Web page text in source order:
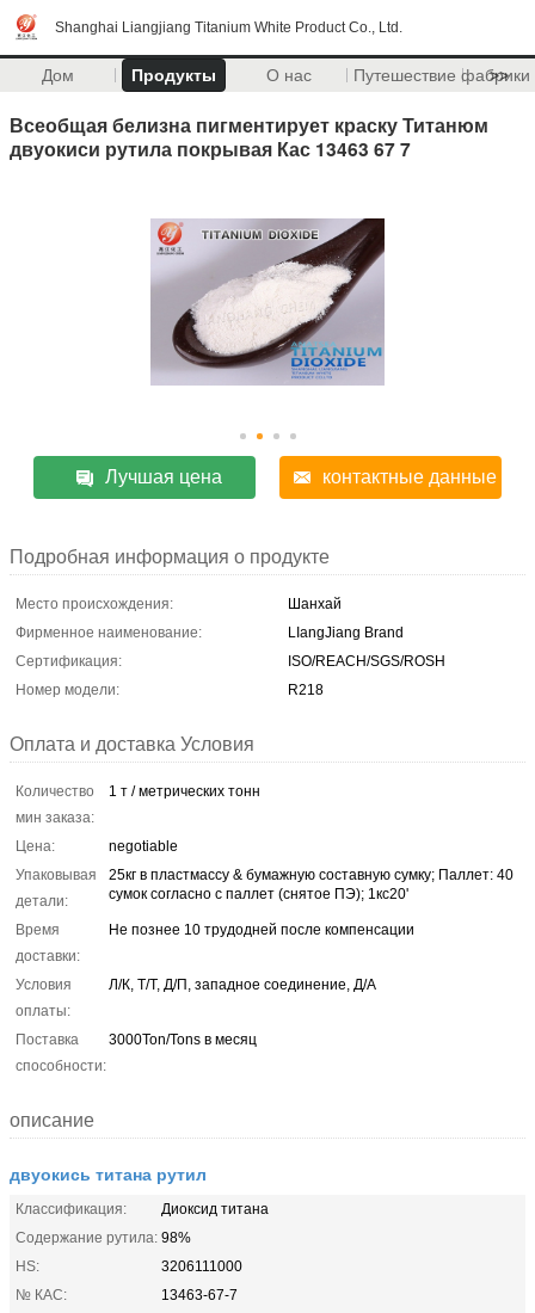
Shanghai Liangjiang Titanium White Product Co., Ltd.
Дом Продукты О нас Путешествие фабрики
>>
Всеобщая белизна пигментирует краску Титанюм
двуокиси рутила покрывая Кас 13463 67 7
Лучшая цена контактные данные
Подробная информация о продукте
Место происхождения:
Шанхай
Фирменное наименование:
LIangJiang Brand
Сертификация:
ISO/REACH/SGS/ROSH
Номер модели:
R218
Оплата и доставка Условия
Количество
мин заказа:
1 т / метрических тонн
Цена:
negotiable
Упаковывая
детали:
25кг в пластмассу & бумажную составную сумку; Паллет: 40
сумок согласно с паллет (снятое ПЭ); 1кс20'
Время
доставки:
Не познее 10 трудодней после компенсации
Условия
оплаты:
Л/К, Т/Т, Д/П, западное соединение, Д/А
Поставка
способности:
3000Ton/Tons в месяц
описание
двуокись титана рутил
Классификация:
Диоксид титана
Содержание рутила: 98%
HS:
3206111000
№ КАС:
13463-67-7